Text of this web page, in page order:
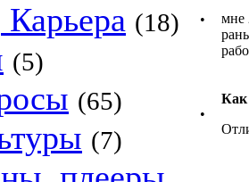
Карьера (18)
(5)
(65)
(7)
•
мне
•
Как